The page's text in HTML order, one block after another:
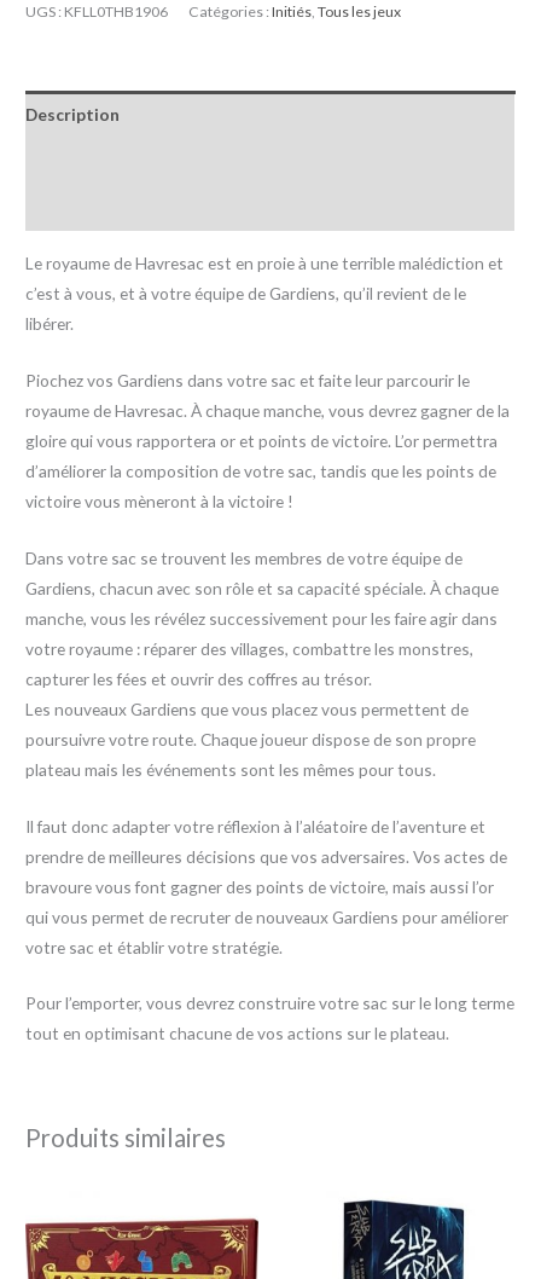
UGS : KFLL0THB1906 Catégories :Initiés ,Tous les jeux
Description
Le royaume de Havresac est en proie à une terrible malédiction et
c’est à vous, et à votre équipe de Gardiens, qu’il revient de le
libérer.
Piochez vos Gardiens dans votre sac et faite leur parcourir le
royaume de Havresac. À chaque manche, vous devrez gagner de la
gloire qui vous rapportera or et points de victoire. L’or permettra
d’améliorer la composition de votre sac, tandis que les points de
victoire vous mèneront à la victoire !
Dans votre sac se trouvent les membres de votre équipe de
Gardiens, chacun avec son rôle et sa capacité spéciale. À chaque
manche, vous les révélez successivement pour les faire agir dans
votre royaume : réparer des villages, combattre les monstres,
capturer les fées et ouvrir des coffres au trésor.
Les nouveaux Gardiens que vous placez vous permettent de
poursuivre votre route. Chaque joueur dispose de son propre
plateau mais les événements sont les mêmes pour tous.
Il faut donc adapter votre réflexion à l’aléatoire de l’aventure et
prendre de meilleures décisions que vos adversaires. Vos actes de
bravoure vous font gagner des points de victoire, mais aussi l’or
qui vous permet de recruter de nouveaux Gardiens pour améliorer
votre sac et établir votre stratégie.
Pour l’emporter, vous devrez construire votre sac sur le long terme
tout en optimisant chacune de vos actions sur le plateau.
Produits similaires